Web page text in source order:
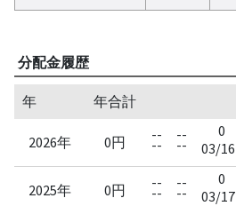
分配金履歴
年 年合計
2026年 0円 --
--
--
--
0
03/16
2025年 0円 --
--
--
--
0
03/17